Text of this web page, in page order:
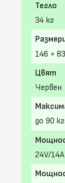
Тегло
34 кг
146 ×
Цвят
Червен
до 90 кг
24V/